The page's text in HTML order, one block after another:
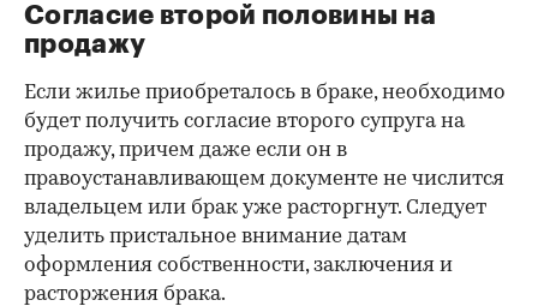
Согласие второй половины на
продажу
Если жилье приобреталось в браке, необходимо
будет получить согласие второго супруга на
продажу, причем даже если он в
правоустанавливающем документе не числится
владельцем или брак уже расторгнут. Следует
уделить пристальное внимание датам
оформления собственности, заключения и
расторжения брака.